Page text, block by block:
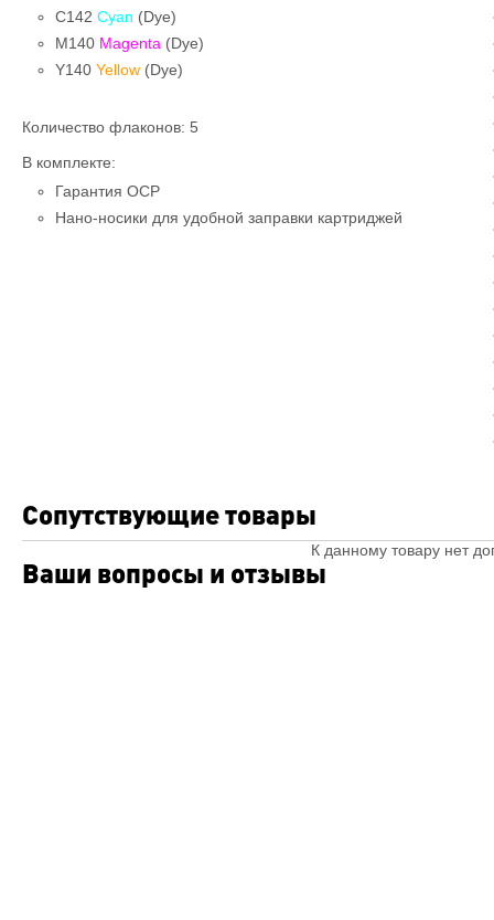
C142 Cyan (Dye)
M140 Magenta (Dye)
Y140 Yellow (Dye)
Количество флаконов: 5
В комплекте:
Гарантия OCP
Нано-носики для удобной заправки картриджей
Сопутствующие товары
К данному товару нет
Ваши вопросы и отзывы